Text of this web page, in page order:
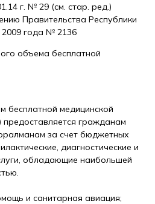
г. № 29 (см. стар. ред.)
Правительства Республики
2009 года № 2136
объема бесплатной
бесплатной медицинской
гражданам
за счет бюджетных
диагностические и
обладающие наибольшей
и санитарная авиация;